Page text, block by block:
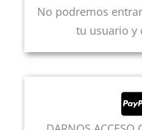
No podremos
tu usuario y